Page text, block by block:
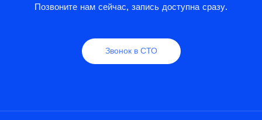
Позвоните нам сейчас, запись доступна сразу.
Звонок в СТО